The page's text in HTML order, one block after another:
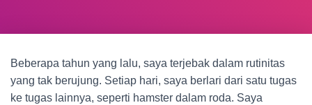
Beberapa tahun yang lalu, saya terjebak dalam rutinitas
yang tak berujung. Setiap hari, saya berlari dari satu tugas
ke tugas lainnya, seperti hamster dalam roda. Saya